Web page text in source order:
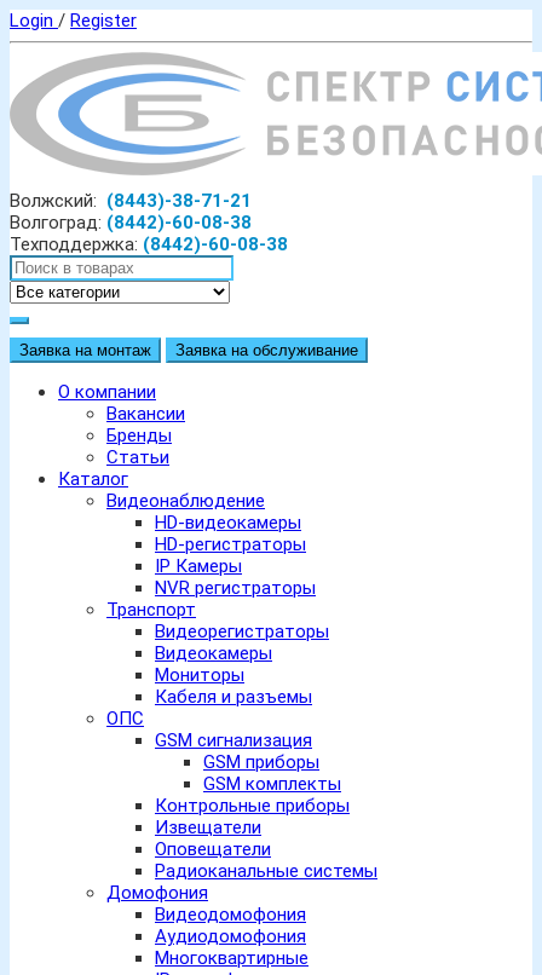
Login / Register
Волжский: (8443)-38-71-21
Волгоград: (8442)-60-08-38
Техподдержка: (8442)-60-08-38
Заявка на монтаж Заявка на обслуживание
О компании
Вакансии
Бренды
Статьи
Каталог
Видеонаблюдение
HD-видеокамеры
HD-регистраторы
IP Камеры
NVR регистраторы
Транспорт
Видеорегистраторы
Видеокамеры
Мониторы
Кабеля и разъемы
ОПС
GSM сигнализация
GSM приборы
GSM комплекты
Контрольные приборы
Извещатели
Оповещатели
Радиоканальные системы
Домофония
Видеодомофония
Аудиодомофония
Многоквартирные